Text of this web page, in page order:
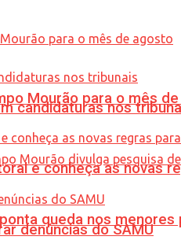
Mourão para o mês
queda nos
candidaturas nos
e conheça as novas
denúncias do SAMU